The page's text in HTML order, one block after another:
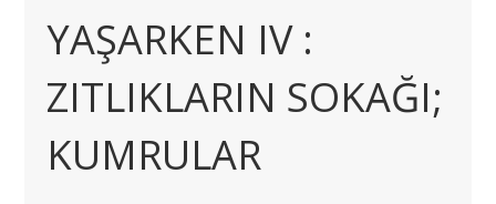
YAŞARKEN IV :
ZITLIKLARIN SOKAĞI;
KUMRULAR